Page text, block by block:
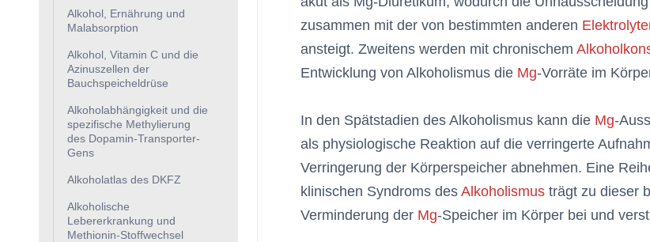
Alkohol, Ernährung und
Malabsorption
Alkohol, Vitamin C und die
Azinuszellen der
Bauchspeicheldrüse
Alkoholabhängigkeit und die
spezifische Methylierung
des Dopamin-Transporter-
Gens
Alkoholatlas des DKFZ
Alkoholische
Lebererkrankung und
Methionin-Stoffwechsel
zusammen mit der von bestimmten anderen
ansteigt. Zweitens werden mit chronischem
Entwicklung von Alkoholismus die Mg-Vorräte im
In den Spätstadien des Alkoholismus kann die Mg-
als physiologische Reaktion auf die verringerte
Verringerung der Körperspeicher abnehmen. Eine
klinischen Syndroms des Alkoholismusträgt zu dieser
Verminderung der Mg-Speicher im Körper bei und